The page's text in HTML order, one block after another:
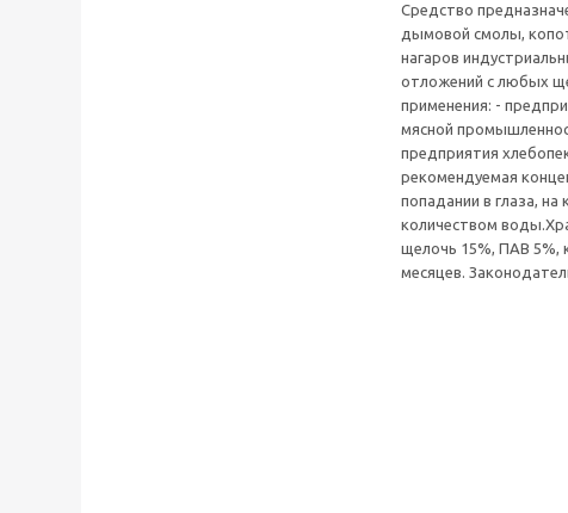
Средство
дымовой смолы,
нагаров
отложений с любых
применения: -
мясной
предприятия
рекомендуемая
попадании в глаза,
количеством
щелочь 15%, ПАВ 5%,
месяцев.